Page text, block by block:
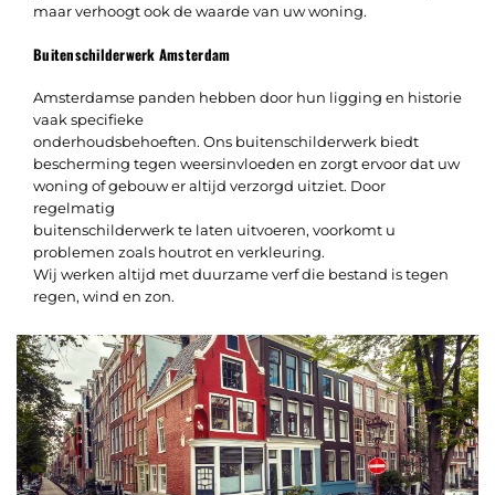
maar verhoogt ook de waarde van uw woning.
Buitenschilderwerk Amsterdam
Amsterdamse panden hebben door hun ligging en historie
vaak specifieke
onderhoudsbehoeften. Ons buitenschilderwerk biedt
bescherming tegen weersinvloeden en zorgt ervoor dat uw
woning of gebouw er altijd verzorgd uitziet. Door
regelmatig
buitenschilderwerk te laten uitvoeren, voorkomt u
problemen zoals houtrot en verkleuring.
Wij werken altijd met duurzame verf die bestand is tegen
regen, wind en zon.